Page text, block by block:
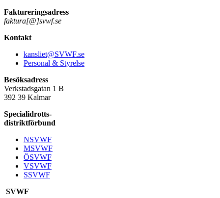
Faktureringsadress
faktura[@]svwf.se
Kontakt
kansliet@SVWF.se
Personal & Styrelse
Besöksadress
Verkstadsgatan 1 B
392 39 Kalmar
Specialidrotts-
distriktförbund
NSVWF
MSVWF
ÖSVWF
VSVWF
SSVWF
SVWF